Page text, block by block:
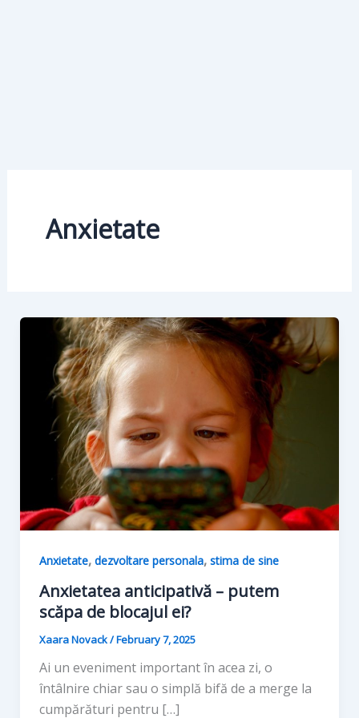
Anxietate
Anxietate, dezvoltare personala, stima de sine
Anxietatea anticipativă – putem
scăpa de blocajul ei?
Xaara Novack/February 7, 2025
Ai un eveniment important în acea zi, o
întâlnire chiar sau o simplă bifă de a merge la
cumpărături pentru […]